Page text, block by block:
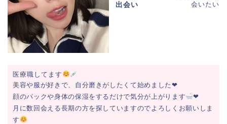
出会い
会いたい
医療職してます
美容や服が好きで、自分磨きがしたくて始めました❤︎
顔のパックや身体の保湿をするだけで気分が上がります
❤︎
月に数回会える長期の方を探していますのでよろしくお願いしま
す